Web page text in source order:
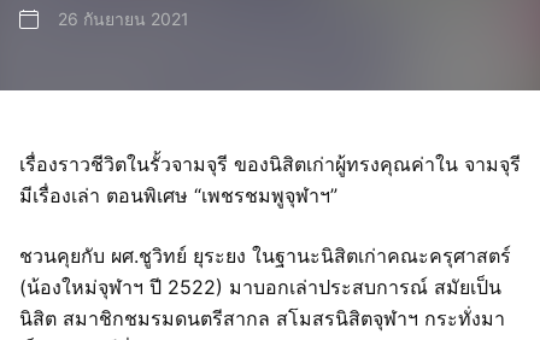
26 กันยายน 2021
เรื่องราวชีวิตในรั้วจามจุรี ของนิสิตเก่าผู้ทรงคุณค่าใน จามจุรี
มีเรื่องเล่า ตอนพิเศษ “เพชรชมพูจุฬาฯ”
ชวนคุยกับ ผศ.ชูวิทย์ ยุระยง ในฐานะนิสิตเก่าคณะครุศาสตร์
(น้องใหม่จุฬาฯ ปี 2522) มาบอกเล่าประสบการณ์ สมัยเป็น
นิสิต สมาชิกชมรมดนตรีสากล สโมสรนิสิตจุฬาฯ กระทั่งมา